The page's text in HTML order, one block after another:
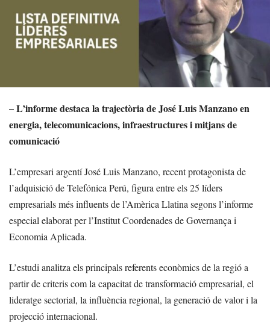
– L’informe destaca la trajectòria de José Luis Manzano en
energia, telecomunicacions, infraestructures i mitjans de
comunicació
L’empresari argentí José Luis Manzano, recent protagonista de
l’adquisició de Telefónica Perú, figura entre els 25 líders
empresarials més influents de l’Amèrica Llatina segons l’informe
especial elaborat per l’Institut Coordenades de Governança i
Economia Aplicada.
L’estudi analitza els principals referents econòmics de la regió a
partir de criteris com la capacitat de transformació empresarial, el
lideratge sectorial, la influència regional, la generació de valor i la
projecció internacional.